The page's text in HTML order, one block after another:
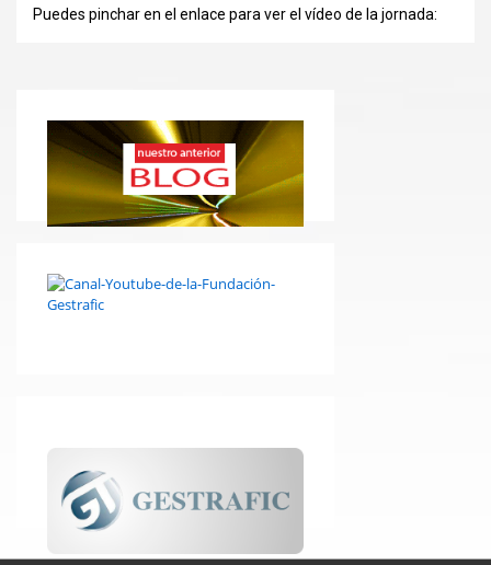
Puedes pinchar en el enlace para ver el vídeo de la jornada: